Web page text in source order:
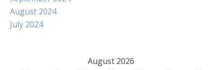
August 2024
July 2024
August 2026